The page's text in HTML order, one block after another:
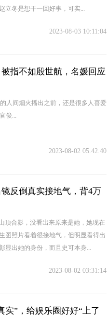
立冬是想干一回好事，可实...
2023-08-03 10:11:04
指不如殷世航，名媛回应
人间烟火播出之前，还是很多人喜爱
俊...
2023-08-02 05:42:40
反倒真实接地气，背4万
顶合影，没看出来原来是她，她现在
图照片看着很接地气，但明显看得出
显出她的身份，而且史可本身...
2023-08-02 03:31:14
实”，给娱乐圈好好“上了